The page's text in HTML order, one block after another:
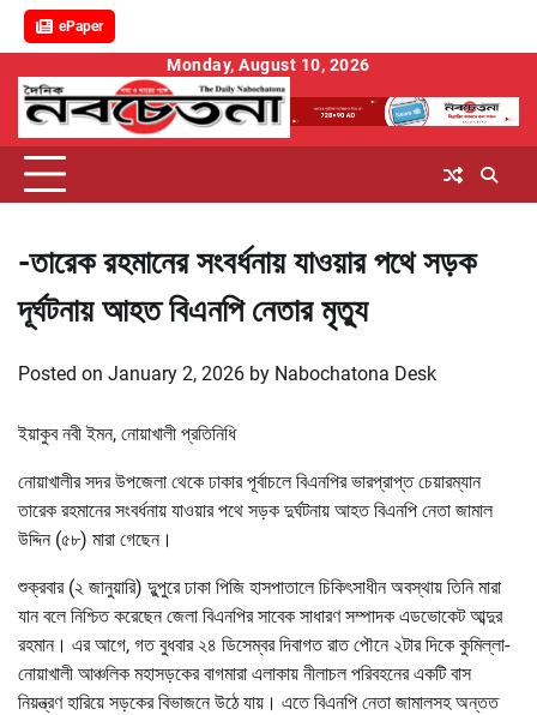
ePaper
content
Monday, August 10, 2026
-তারেক রহমানের সংবর্ধনায় যাওয়ার পথে সড়ক
দূর্ঘটনায় আহত বিএনপি নেতার মৃত্যু
Posted on January 2, 2026 by Nabochatona Desk
ইয়াকুব নবী ইমন, নোয়াখালী প্রতিনিধি
নোয়াখালীর সদর উপজেলা থেকে ঢাকার পূর্বাচলে বিএনপির ভারপ্রাপ্ত চেয়ারম্যান
তারেক রহমানের সংবর্ধনায় যাওয়ার পথে সড়ক দুর্ঘটনায় আহত বিএনপি নেতা জামাল
উদ্দিন (৫৮) মারা গেছেন।
শুক্রবার (২ জানুয়ারি) দুুপুরে ঢাকা পিজি হাসপাতালে চিকিৎসাধীন অবস্থায় তিনি মারা
যান বলে নিশ্চিত করেছেন জেলা বিএনপির সাবেক সাধারণ সম্পাদক এডভোকেট আব্দুর
রহমান। এর আগে, গত বুধবার ২৪ ডিসেম্বর দিবাগত রাত পৌনে ২টার দিকে কুমিল্লা-
নোয়াখালী আঞ্চলিক মহাসড়কের বাগমারা এলাকায় নীলাচল পরিবহনের একটি বাস
নিয়ন্ত্রণ হারিয়ে সড়কের বিভাজনে উঠে যায়। এতে বিএনপি নেতা জামালসহ অন্তত